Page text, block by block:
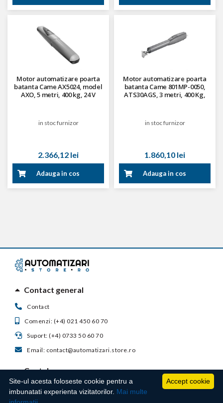
Motor automatizare poarta
batanta Came AX5024, model
AXO, 5 metri, 400 kg, 24 V
in stoc furnizor
2.366,12 lei
Adauga in cos
Motor automatizare poarta
batanta Came 801MP-0050,
ATS30AGS, 3 metri, 400 Kg,
in stoc furnizor
1.860,10 lei
Adauga in cos
Contact general
Contact
Comenzi: (+4) 021 450 60 70
Suport: (+4) 0733 50 60 70
Email: contact@automatizari.store.ro
Contul meu
Suport clienti
Accept cookie
Site-ul acesta foloseste cookie pentru a
imbunatati experienta vizitatorilor. Mai multe